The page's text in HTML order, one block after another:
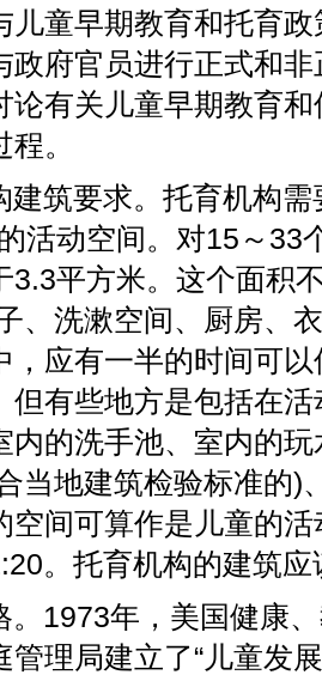
儿童早期教育和托育
政府官员进行正式和
论有关儿童早期教育
。
建筑要求。托育机构
活动空间。对15～33
3.3平方米。这个面积
、洗漱空间、厨房、
，应有一半的时间可
但有些地方是包括在
内的洗手池、室内的
当地建筑检验标准的)
空间可算作是儿童的
。托育机构的建筑应
。1973年，美国健康
管理局建立了“儿童发